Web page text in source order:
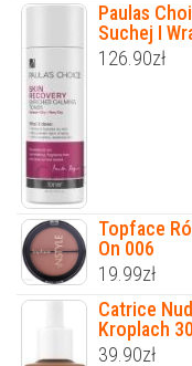
Paulas
Suchej I
126.90zł
Topface
On 006
19.99zł
Catrice
Kroplach
39.90zł